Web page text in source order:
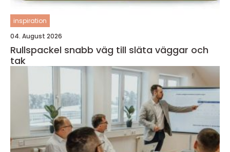
inspiration
04. August 2026
Rullspackel snabb väg till släta väggar och
tak